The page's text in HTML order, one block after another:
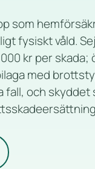
som
fysiskt våld.
kr per skada;
med
fall, och skyddet